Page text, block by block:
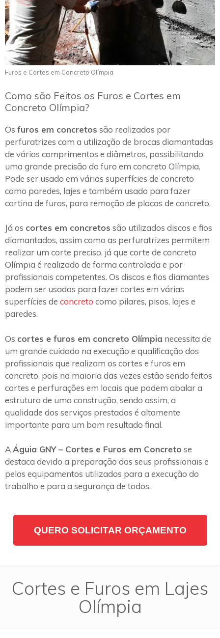
Furos e Cortes em Concreto Olímpia
Como são Feitos os Furos e Cortes em
Concreto Olímpia?
Os furos em concretos são realizados por
perfuratrizes com a utilização de brocas diamantadas
de vários comprimentos e diâmetros, possibilitando
uma grande precisão do furo em concreto Olímpia.
Pode ser usado em várias superfícies de concreto
como paredes, lajes e também usado para fazer
cortina de furos, para remoção de placas de concreto.
Já os cortes em concretos são utilizados discos e fios
diamantados, assim como as perfuratrizes permitem
realizar um corte preciso, já que corte de concreto
Olímpia é realizado de forma controlada e por
profissionais competentes. Os discos e fios diamantes
podem ser usados para fazer cortes em várias
superfícies de concreto como pilares, pisos, lajes e
paredes.
Os cortes e furos em concreto Olímpia necessita de
um grande cuidado na execução e qualificação dos
profissionais que realizam os cortes e furos em
concreto, pois na maioria das vezes estão sendo feitos
cortes e perfurações em locais que podem abalar a
estrutura de uma construção, sendo assim, a
qualidade dos serviços prestados é altamente
importante para um bom resultado final.
AÁguia GNY – Cortes e Furos em Concreto se
destaca devido a preparação dos seus profissionais e
pelos equipamentos utilizados para a execução do
trabalho e para a segurança de todos.
QUERO SOLICITAR ORÇAMENTO
Cortes e Furos em Lajes
Olímpia